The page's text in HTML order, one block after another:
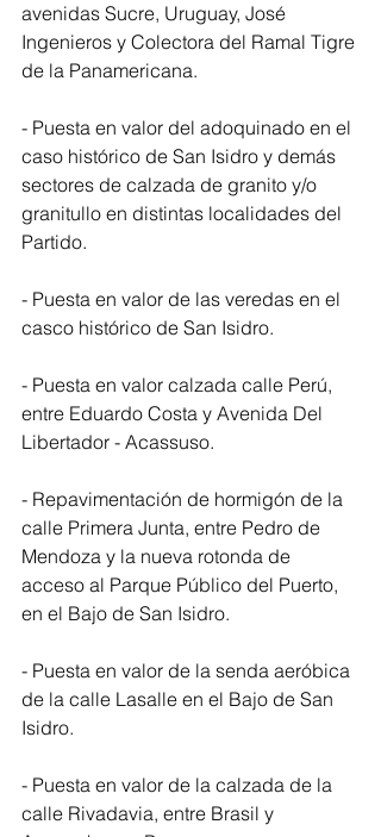
avenidas Sucre, Uruguay, José
Ingenieros y Colectora del Ramal Tigre
de la Panamericana.
- Puesta en valor del adoquinado en el
caso histórico de San Isidro y demás
sectores de calzada de granito y/o
granitullo en distintas localidades del
Partido.
- Puesta en valor de las veredas en el
casco histórico de San Isidro.
- Puesta en valor calzada calle Perú,
entre Eduardo Costa y Avenida Del
Libertador - Acassuso.
- Repavimentación de hormigón de la
calle Primera Junta, entre Pedro de
Mendoza y la nueva rotonda de
acceso al Parque Público del Puerto,
en el Bajo de San Isidro.
- Puesta en valor de la senda aeróbica
de la calle Lasalle en el Bajo de San
Isidro.
- Puesta en valor de la calzada de la
calle Rivadavia, entre Brasil y